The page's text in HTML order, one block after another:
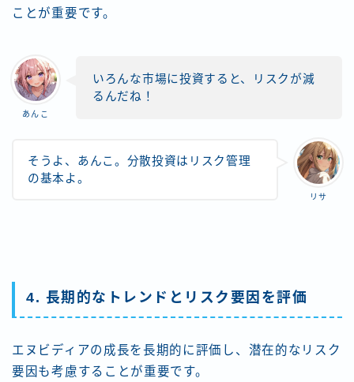
ことが重要です。
あんこ
いろんな市場に投資すると、リスクが減
るんだね！
リサ
そうよ、あんこ。分散投資はリスク管理
の基本よ。
4. 長期的なトレンドとリスク要因を評価
エヌビディアの成長を長期的に評価し、潜在的なリスク
要因も考慮することが重要です。